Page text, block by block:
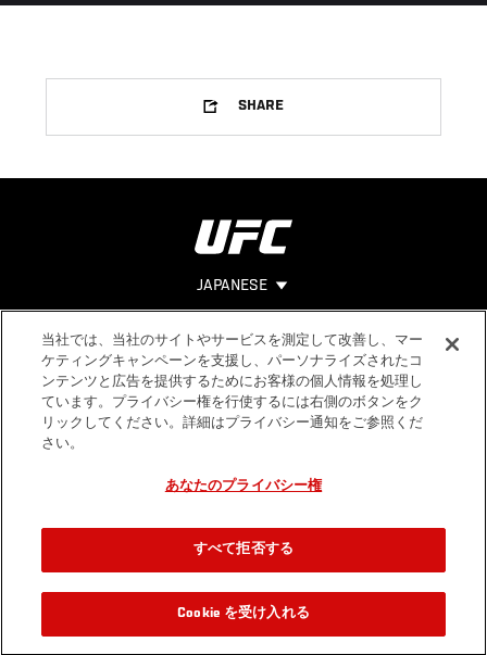
SHARE
JAPANESE
Footer ヘルプ
法的事項
利用規約
個人情報保
当社では、当社のサイトやサービスを測定して改善し、マー
ケティングキャンペーンを支援し、パーソナライズされたコ
ンテンツと広告を提供するためにお客様の個人情報を処理し
ています。プライバシー権を行使するには右側のボタンをク
リックしてください。詳細はプライバシー通知をご参照くだ
さい。
あなたのプライバシー権
すべて拒否する
Cookie を受け入れる